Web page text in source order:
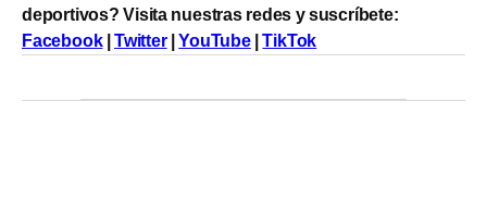
deportivos? Visita nuestras redes y suscríbete:
Facebook|Twitter|YouTube|TikTok